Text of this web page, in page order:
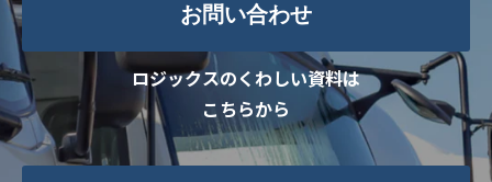
お問い合わせ
ロジックスのくわしい資料は
こちらから